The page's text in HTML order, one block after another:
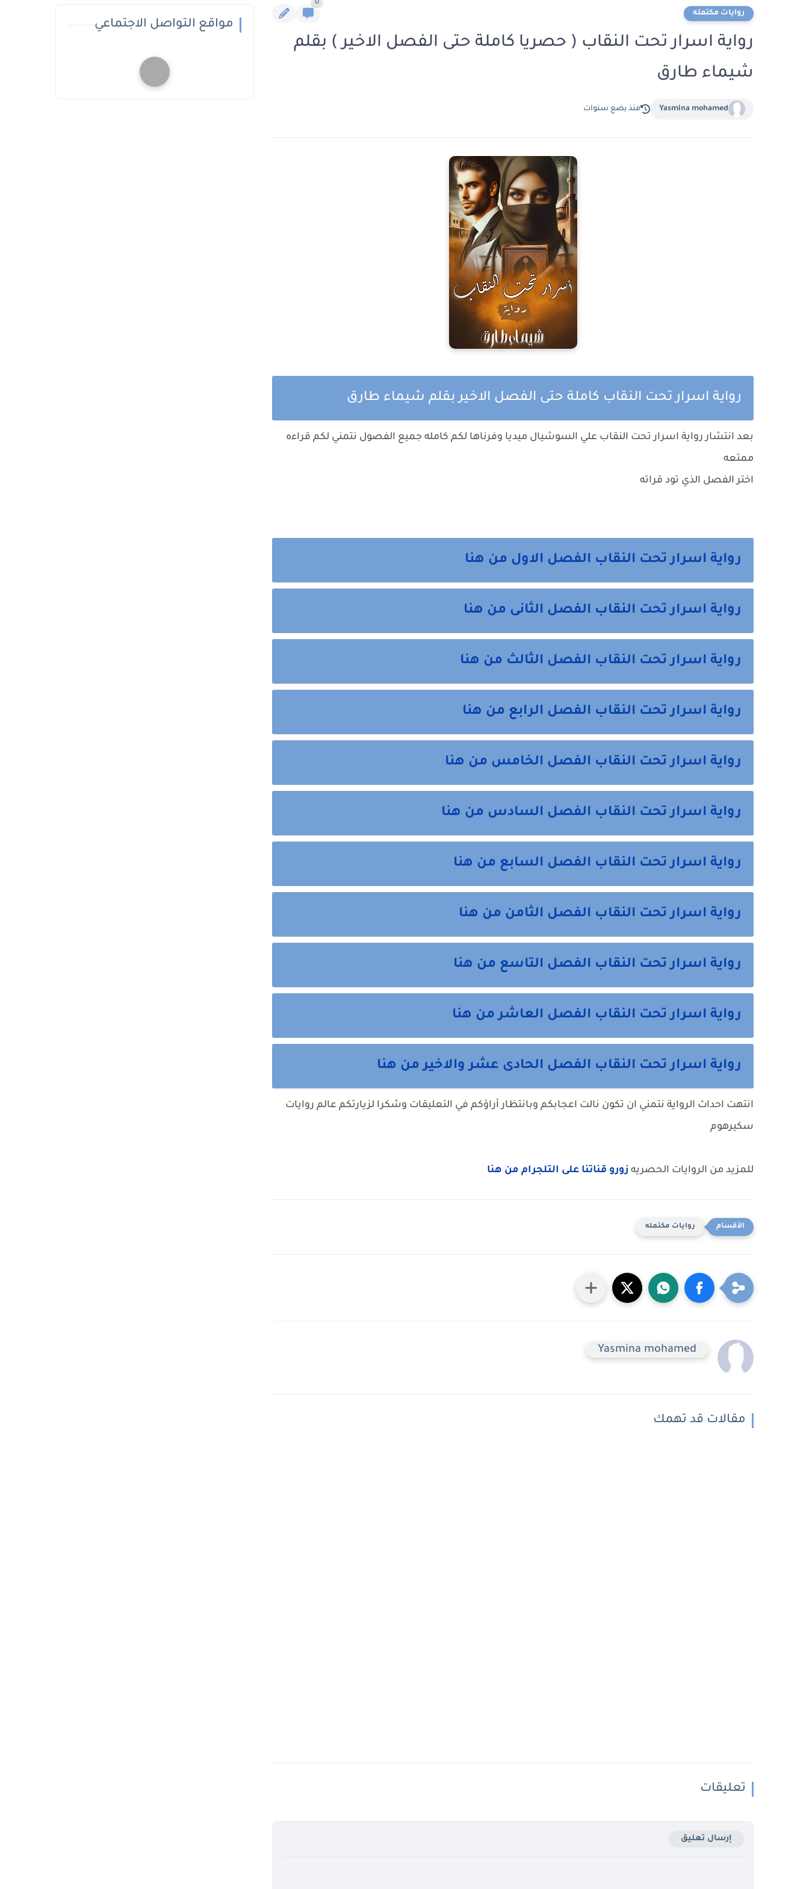
روايات مكتمله
0
رواية اسرار تحت النقاب ( حصريا كاملة حتى الفصل الاخير ) بقلم
شيماء طارق
Yasmina mohamed منذ بضع سنوات
رواية اسرار تحت النقاب كاملة حتى الفصل الاخير بقلم شيماء طارق
بعد انتشار رواية اسرار تحت النقاب علي السوشيال ميديا وفرناها لكم كامله جميع الفصول نتمني لكم قراءه
ممتعه
اختر الفصل الذي تود قراته
رواية اسرار تحت النقاب الفصل الاول من هنا
رواية اسرار تحت النقاب الفصل الثانى من هنا
رواية اسرار تحت النقاب الفصل الثالث من هنا
رواية اسرار تحت النقاب الفصل الرابع من هنا
رواية اسرار تحت النقاب الفصل الخامس من هنا
رواية اسرار تحت النقاب الفصل السادس من هنا
رواية اسرار تحت النقاب الفصل السابع من هنا
رواية اسرار تحت النقاب الفصل الثامن من هنا
رواية اسرار تحت النقاب الفصل التاسع من هنا
رواية اسرار تحت النقاب الفصل العاشر من هنا
رواية اسرار تحت النقاب الفصل الحادى عشر والاخير من هنا
انتهت احداث الرواية نتمني ان تكون نالت اعجابكم وبانتظار أراؤكم في التعليقات وشكرا لزيارتكم عالم روايات
سكيرهوم
للمزيد من الروايات الحصريه زورو قناتنا على التلجرام من هنا
روايات مكتمله
Yasmina mohamed
مقالات قد تهمك
تعليقات
إرسال تعليق
مواقع التواصل الاجتماعي